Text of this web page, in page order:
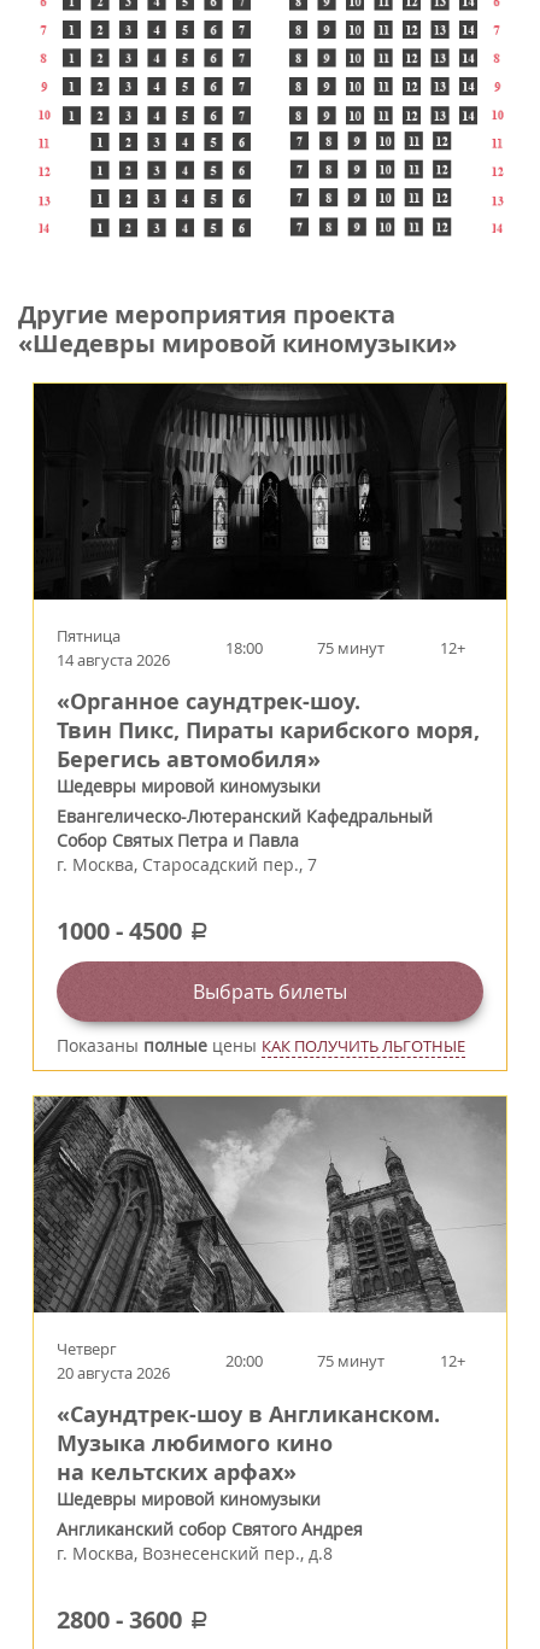
Другие мероприятия проекта
«Шедевры мировой киномузыки»
Пятница
14 августа 2026
18:00 75 минут 12+
«Органное саундтрек-шоу.
Твин Пикс, Пираты карибского моря,
Берегись автомобиля»
Шедевры мировой киномузыки
Евангелическо-Лютеранский Кафедральный
Собор Святых Петра и Павла
г. Москва, Старосадский пер., 7
1000-4500 a
Выбрать билеты
Показаны полные цены КАК ПОЛУЧИТЬ ЛЬГОТНЫЕ
Четверг
20 августа 2026
20:00 75 минут 12+
«Саундтрек-шоу в Англиканском.
Музыка любимого кино
на кельтских арфах»
Шедевры мировой киномузыки
Англиканский собор Святого Андрея
г. Москва, Вознесенский пер., д.8
2800-3600 a